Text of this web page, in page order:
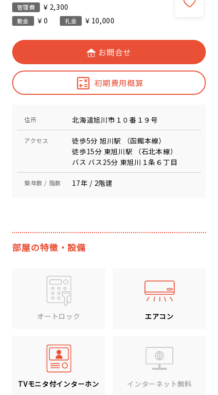
管理費 ￥2,300
敷金 ￥0 礼金 ￥10,000
お問合せ
初期費用概算
住所 北海道旭川市１０番１９号
アクセス
徒歩5分 旭川駅 （函館本線）
徒歩15分 東旭川駅 （石北本線）
バス バス25分 東旭川１条６丁目
築年数 / 階数 17年 / 2階建
部屋の特徴・設備
オートロック エアコン
TVモニタ付インターホン インターネット無料